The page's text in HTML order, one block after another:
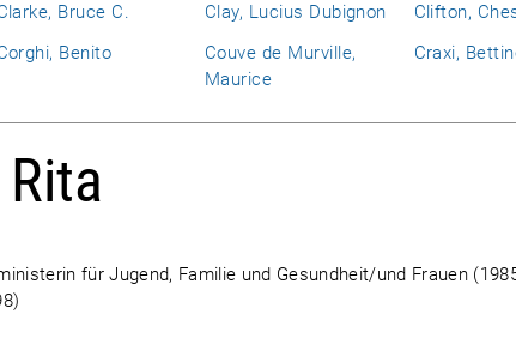
Bruce C. Clay, Lucius Dubignon
Clifton,
Benito
Couve de Murville,
Maurice
Craxi,
für Jugend, Familie und Gesundheit/und Frauen